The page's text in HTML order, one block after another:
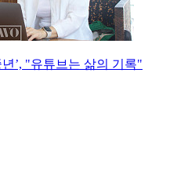
’, "유튜브는 삶의 기록"